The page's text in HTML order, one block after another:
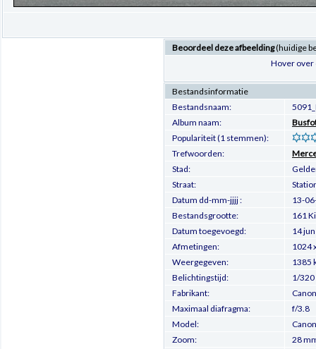
Beoordeel deze afbeelding(huidige
Hover over
Bestandsinformatie
Bestandsnaam:
Album naam:
Populariteit (1 stemmen):
Trefwoorden:
Stad:
Straat:
Datum dd-mm-jjjj :
13-
Bestandsgrootte:
161
Datum toegevoegd:
14
Afmetingen:
1024
Weergegeven:
1385
Belichtingstijd:
1/320
Fabrikant:
Canon
Maximaal diafragma:
f/3.8
Model:
Zoom:
28